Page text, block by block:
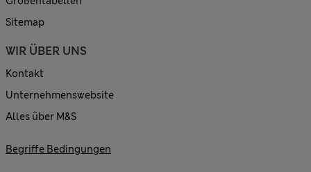
Sitemap
WIR ÜBER UNS
Kontakt
Unternehmenswebsite
Alles über M&S
Begriffe Bedingungen